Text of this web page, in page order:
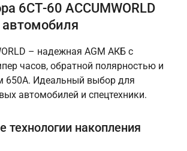
6СТ-60 ACCUMWORLD
– надежная AGM АКБ с
часов, обратной полярностью и
650А. Идеальный выбор для
автомобилей и спецтехники.
технологии накопления